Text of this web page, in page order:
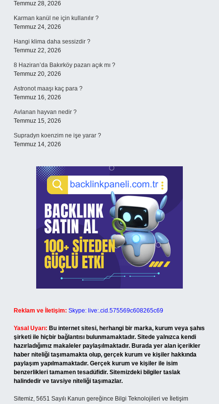
Temmuz 28, 2026
Karman kanül ne için kullanılır ?
Temmuz 24, 2026
Hangi klima daha sessizdir ?
Temmuz 22, 2026
8 Haziran’da Bakırköy pazarı açık mı ?
Temmuz 20, 2026
Astronot maaşı kaç para ?
Temmuz 16, 2026
Avlanan hayvan nedir ?
Temmuz 15, 2026
Supradyn koenzim ne işe yarar ?
Temmuz 14, 2026
Reklam ve İletişim: Skype: live:.cid.575569c608265c69
Yasal Uyarı: Bu internet sitesi, herhangi bir marka, kurum veya şahıs
şirketi ile hiçbir bağlantısı bulunmamaktadır. Sitede yalnızca kendi
hazırladığımız makaleler paylaşılmaktadır. Burada yer alan içerikler
haber niteliği taşımamakta olup, gerçek kurum ve kişiler hakkında
paylaşım yapılmamaktadır. Gerçek kurum ve kişiler ile isim
benzerlikleri tamamen tesadüfidir. Sitemizdeki bilgiler taslak
halindedir ve tavsiye niteliği taşımazlar.
Sitemiz, 5651 Sayılı Kanun gereğince Bilgi Teknolojileri ve İletişim